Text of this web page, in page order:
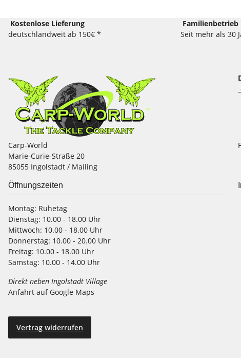
Kostenlose Lieferung
deutschlandweit ab 150€ *
Familienbetrieb
Seit mehr als 30
Carp-World
Marie-Curie-Straße 20
85055 Ingolstadt / Mailing
Öffnungszeiten
Montag: Ruhetag
Dienstag: 10.00 - 18.00 Uhr
Mittwoch: 10.00 - 18.00 Uhr
Donnerstag: 10.00 - 20.00 Uhr
Freitag: 10.00 - 18.00 Uhr
Samstag: 10.00 - 14.00 Uhr
Direkt neben Ingolstadt Village
Anfahrt auf Google Maps
Vertrag widerrufen